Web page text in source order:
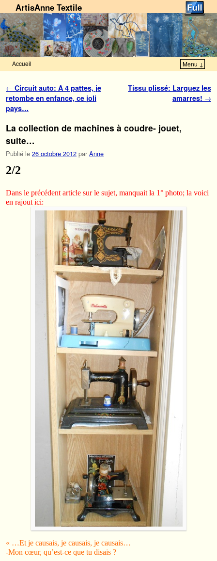
ArtisAnne Textile
Accueil Menu ↓
Navigation des articles
← Circuit auto: A 4 pattes, je
retombe en enfance, ce joli
pays…
Tissu plissé: Larguez les
amarres! →
La collection de machines à coudre- jouet,
suite…
Publié le 26 octobre 2012 par Anne
2/2
Dans le précédent article sur le sujet, manquait la 1° photo; la voici
en rajout ici:
« …Et je causais, je causais, je causais…
-Mon cœur, qu’est-ce que tu disais ?